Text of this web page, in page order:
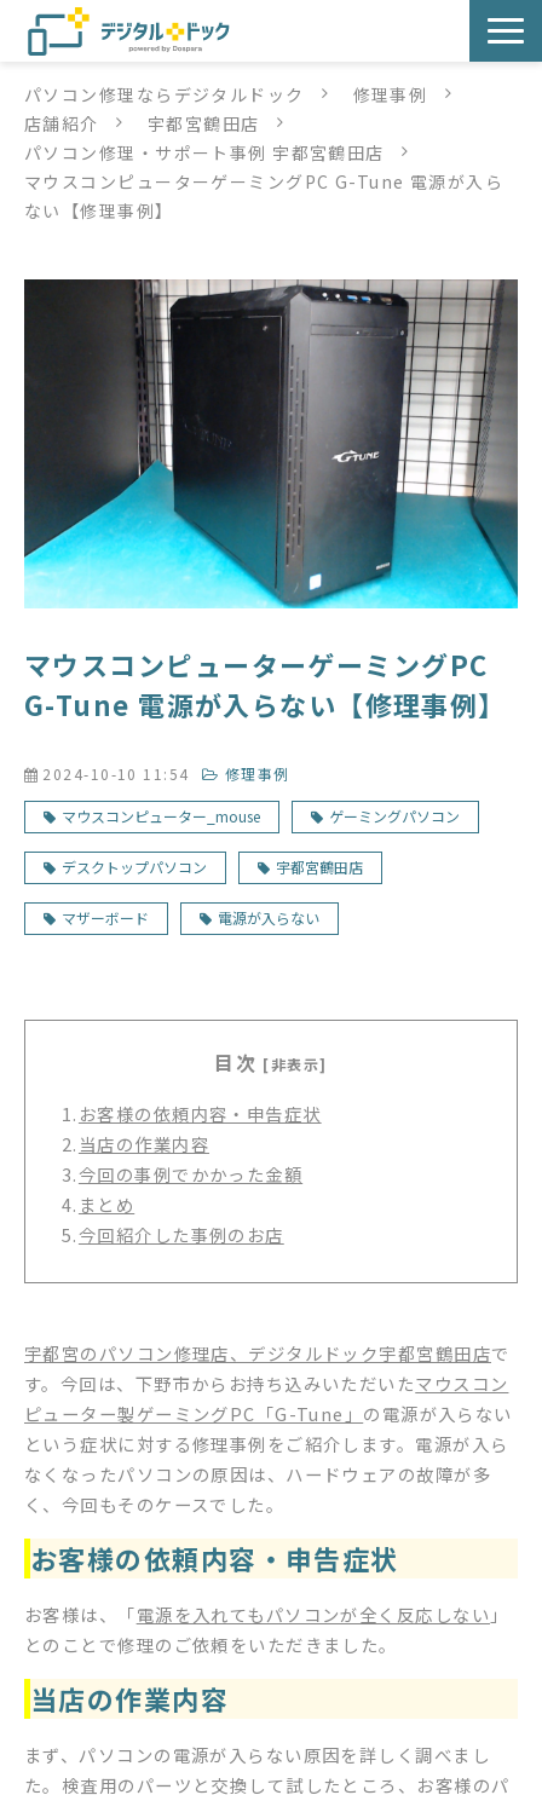
パソコン修理
サービス
デジタルドックブログ
パソコン修理ならデジタルドック
修理事例
店舗紹介
宇都宮鶴田店
パソコン修理・サポート事例 宇都宮鶴田店
マウスコンピューターゲーミングPC G-Tune 電源が入ら
ない【修理事例】
マウスコンピューターゲーミングPC
G-Tune 電源が入らない【修理事例】
2024-10-10 11:54 修理事例
マウスコンピューター_mouse ゲーミングパソコン
デスクトップパソコン 宇都宮鶴田店
マザーボード 電源が入らない
目次 [非表示]
1. お客様の依頼内容・申告症状
2. 当店の作業内容
3.今回の事例でかかった金額
4. まとめ
5.今回紹介した事例のお店
宇都宮のパソコン修理店、デジタルドック宇都宮鶴田店で
す。今回は、下野市からお持ち込みいただいたマウスコン
ピューター製ゲーミングPC「G-Tune」 の電源が入らない
という症状に対する修理事例をご紹介します。電源が入ら
なくなったパソコンの原因は、ハードウェアの故障が多
く、今回もそのケースでした。
お客様の依頼内容・申告症状
お客様は、「電源を入れてもパソコンが全く反応しない 」
とのことで修理のご依頼をいただきました。
当店の作業内容
まず、パソコンの電源が入らない原因を詳しく調べまし
た。検査用のパーツと交換して試したところ、お客様のパ